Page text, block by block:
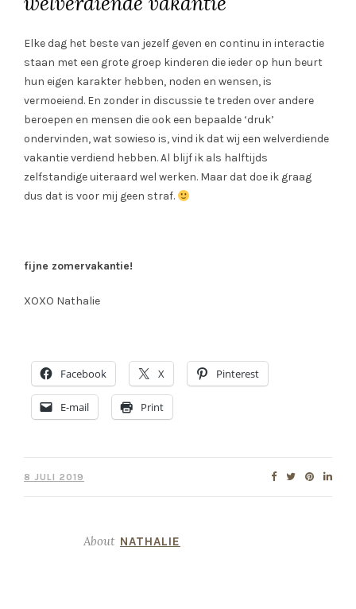
Elke dag het beste van jezelf geven en continu in interactie
staan met een grote groep kinderen die ieder op hun beurt
hun eigen karakter hebben, noden en wensen, is
vermoeiend. En zonder in discussie te treden over andere
beroepen en mensen die ook een bepaalde ‘druk’
ondervinden, wat sowieso is, vind ik dat wij een welverdiende
vakantie verdiend hebben. Al blijf ik als halftijds
zelfstandige uiteraard wel werken. Maar dat doe ik graag
dus dat is voor mij geen straf.
fijne zomervakantie!
XOXO Nathalie
Facebook X Pinterest
E-mail Print
8 JULI 2019
About NATHALIE